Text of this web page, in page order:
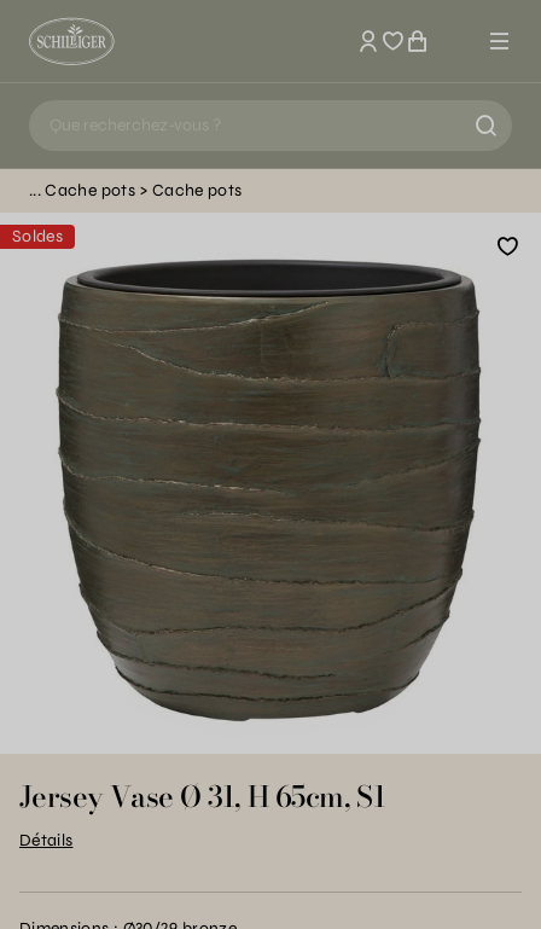
Mon compte
Cache pots Cache pots
Soldes
Jersey Vase Ø 31, H 65cm, S1
Détails